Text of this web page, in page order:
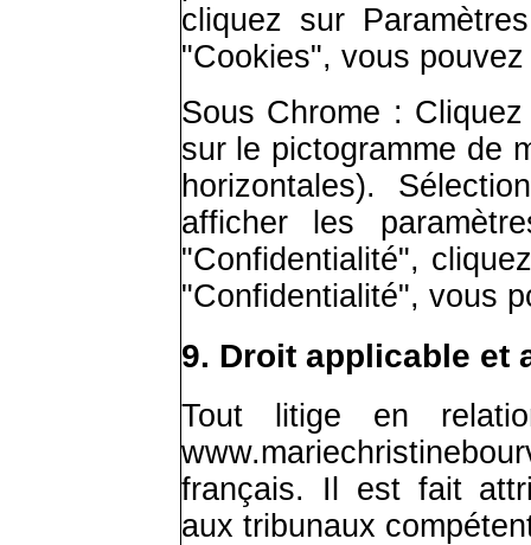
cliquez sur
"Cookies", vous
Sous Chrome :
sur le pictogramme de
horizontales).
afficher les
"Confidentialité",
"Confidentialité", vous
9. Droit applicable et
Tout litige en
français. Il est fait
aux tribunaux